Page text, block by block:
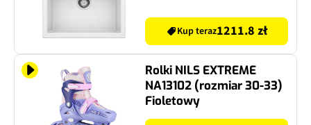
Kup teraz1211.8 zł
Rolki NILS EXTREME
NA13102 (rozmiar 30-33)
Fioletowy